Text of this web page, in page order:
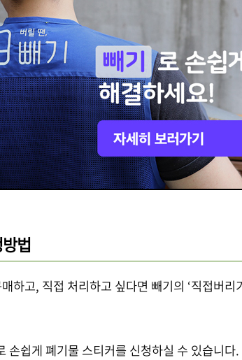
법
하고, 직접 처리하고 싶다면 빼기의 ‘직접버리
손쉽게 폐기물 스티커를 신청하실 수 있습니다.